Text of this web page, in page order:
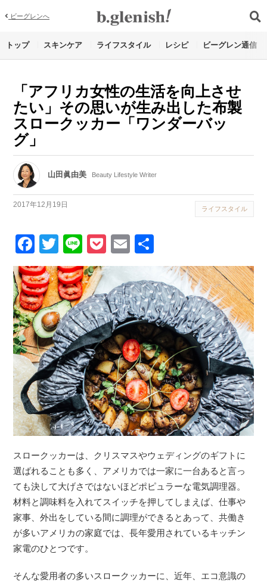
ビーグレンへ
トップ スキンケア ライフスタイル レシピ ビーグレン通信
「アフリカ女性の生活を向上させ
たい」その思いが生み出した布製
スロークッカー「ワンダーバッ
グ」
山田眞由美 Beauty Lifestyle Writer
2017年12月19日 ライフスタイル
Facebook
Twitter
LinePocket
Email
スロークッカーは、クリスマスやウェディングのギフトに
選ばれることも多く、アメリカでは一家に一台あると言っ
ても決して大げさではないほどポピュラーな電気調理器。
材料と調味料を入れてスイッチを押してしまえば、仕事や
家事、外出をしている間に調理ができるとあって、共働き
が多いアメリカの家庭では、長年愛用されているキッチン
家電のひとつです。
そんな愛用者の多いスロークッカーに、近年、エコ意識の